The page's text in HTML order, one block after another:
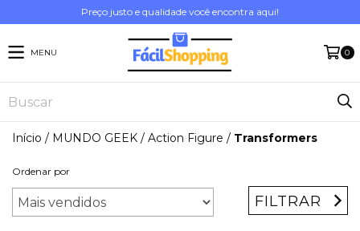
Preço justo e qualidade você encontra aqui!
MENU 0
Início / MUNDO GEEK / Action Figure / Transformers
Ordenar por
FILTRAR